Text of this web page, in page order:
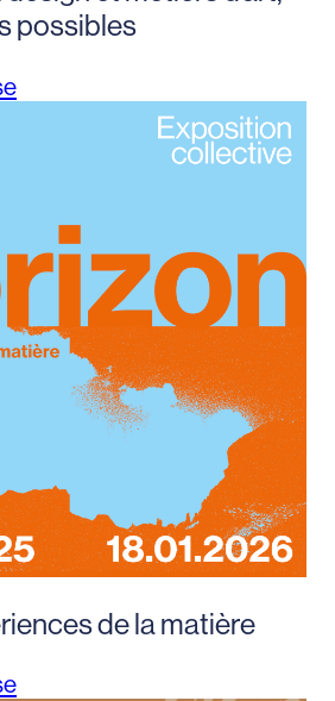
possibles
de la matière